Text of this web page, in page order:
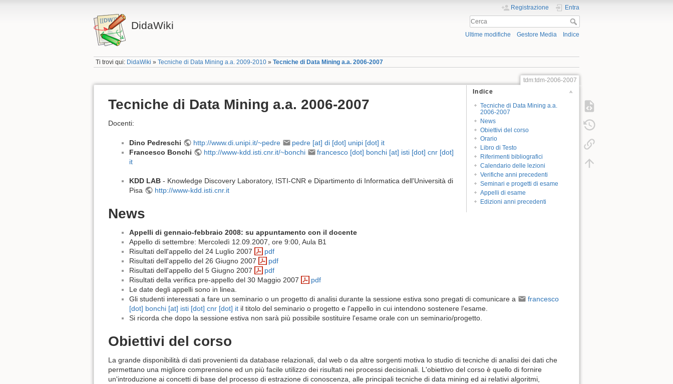
DidaWiki
Registrazione Entra
Ultime modifiche Gestore Media Indice
Ti trovi qui: DidaWiki »Tecniche di Data Mining a.a. 2009-2010 »Tecniche di Data Mining a.a. 2006-2007
tdm:tdm-2006-2007
Indice
Tecniche di Data Mining a.a.
2006-2007
News
Obiettivi del corso
Orario
Libro di Testo
Riferimenti bibliografici
Calendario delle lezioni
Verifiche anni precedenti
Seminari e progetti di esame
Appelli di esame
Edizioni anni precedenti
Tecniche di Data Mining a.a. 2006-2007
Docenti:
Dino Pedreschi http://www.di.unipi.it/~pedre
pedre [at] di [dot] unipi [dot] it
Francesco Bonchi
http://www-kdd.isti.cnr.it/~bonchi
francesco [dot] bonchi [at] isti [dot] cnr [dot]
it
KDD LAB - Knowledge Discovery Laboratory, ISTI-CNR e Dipartimento di Informatica dell'Università di
Pisa
http://www-kdd.isti.cnr.it
News
Appelli di gennaio-febbraio 2008: su appuntamento con il docente
Appello di settembre: Mercoledì 12.09.2007, ore 9:00, Aula B1
Risultati dell'appello del 24 Luglio 2007
pdf
Risultati dell'appello del 26 Giugno 2007
pdf
Risultati dell'appello del 5 Giugno 2007
pdf
Risultati della verifica pre-appello del 30 Maggio 2007
pdf
Le date degli appelli sono in linea.
Gli studenti interessati a fare un seminario o un progetto di analisi durante la sessione estiva sono pregati di comunicare a
francesco
[dot] bonchi [at] isti [dot] cnr [dot] it il titolo del seminario o progetto e l'appello in cui intendono sostenere l'esame.
Si ricorda che dopo la sessione estiva non sarà più possibile sostituire l'esame orale con un seminario/progetto.
Obiettivi del corso
La grande disponibilità di dati provenienti da database relazionali, dal web o da altre sorgenti motiva lo studio di tecniche di analisi dei dati che
permettano una migliore comprensione ed un più facile utilizzo dei risultati nei processi decisionali. L'obiettivo del corso è quello di fornire
un'introduzione ai concetti di base del processo di estrazione di conoscenza, alle principali tecniche di data mining ed ai relativi algoritmi,